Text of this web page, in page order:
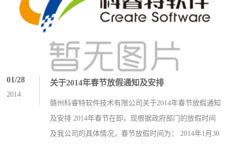
01/28
2014
关于2014年春节放假通知及安排
赣州科睿特软件技术有限公司关于2014年春节放假通知
及安排 2014年春节在即，现根据政府部门的放假时间
及我公司的具体情况，春节放假时间为： 2014年1月30